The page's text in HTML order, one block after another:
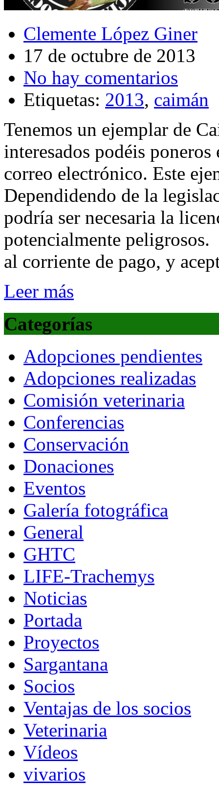
Clemente López Giner
17 de octubre de 2013
No hay comentarios
Etiquetas: 2013, caimán
Tenemos un ejemplar de
interesados podéis
correo electrónico. Este
Dependidendo de la
podría ser necesaria la
potencialmente
al corriente de pago, y
Leer más
Categorías
Adopciones pendientes
Adopciones realizadas
Comisión veterinaria
Conferencias
Conservación
Donaciones
Eventos
Galería fotográfica
General
GHTC
LIFE-Trachemys
Noticias
Portada
Proyectos
Sargantana
Socios
Ventajas de los socios
Veterinaria
Vídeos
vivarios